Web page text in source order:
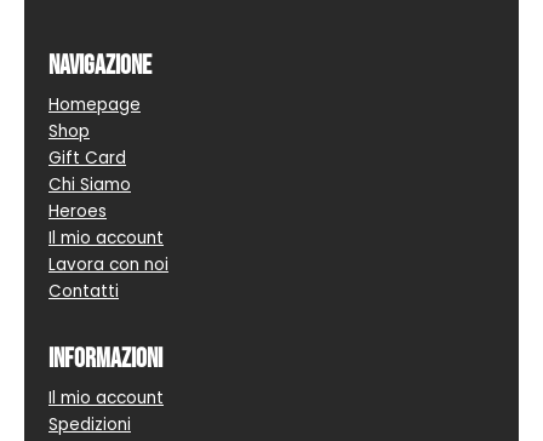
Navigazione
Homepage
Shop
Gift Card
Chi Siamo
Heroes
Il mio account
Lavora con noi
Contatti
Informazioni
Il mio account
Spedizioni